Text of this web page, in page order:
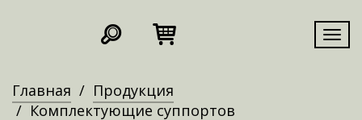
Главная
Продукция
Комплектующие суппортов